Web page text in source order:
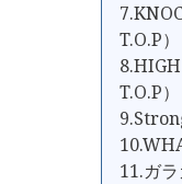
T.O.P）
T.O.P）
11.ガ